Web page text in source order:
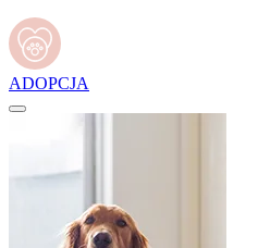
ADOPCJA